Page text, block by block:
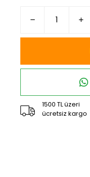
1500 TL üzeri
ücretsiz kargo